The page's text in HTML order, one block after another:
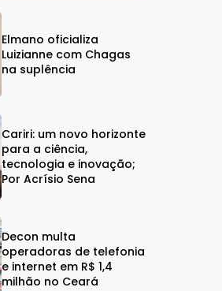
Elmano oficializa
Luizianne com Chagas
na suplência
Cariri: um novo horizonte
para a ciência,
tecnologia e inovação;
Por Acrísio Sena
Decon multa
operadoras de telefonia
e internet em R$ 1,4
milhão no Ceará